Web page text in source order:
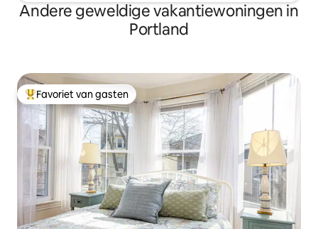
Andere geweldige vakantiewoningen in
Portland
Topfavoriet van gasten
Favoriet van gasten